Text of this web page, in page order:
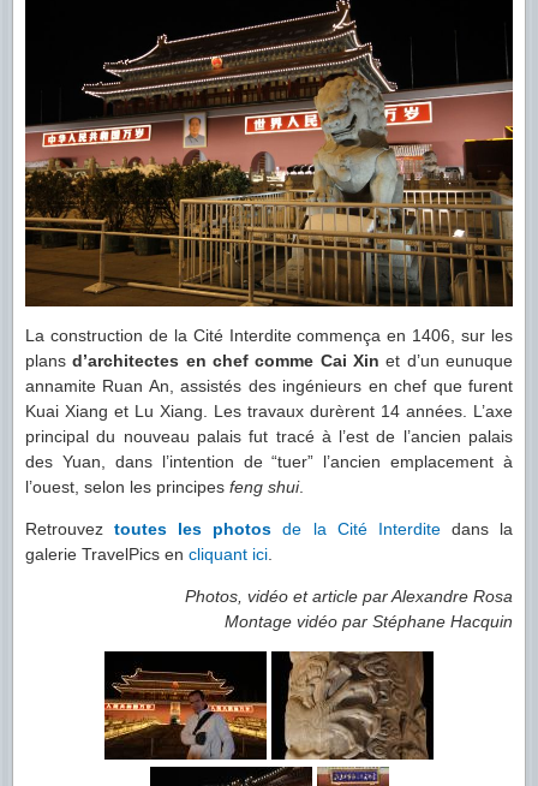
La construction de la Cité Interdite commença en 1406, sur les
plansd’architectes en chef comme Cai Xinet d’un eunuque
annamite Ruan An, assistés des ingénieurs en chef que furent
Kuai Xiang et Lu Xiang. Les travaux durèrent 14 années. L’axe
principal du nouveau palais fut tracé à l’est de l’ancien palais
des Yuan, dans l’intention de “tuer” l’ancien emplacement à
l’ouest, selon les principes feng shui.
Retrouveztoutes les photos de la Cité Interditedans la
galerie TravelPics en cliquant ici
Photos, vidéo et article par Alexandre Rosa
Montage vidéo par Stéphane Hacquin